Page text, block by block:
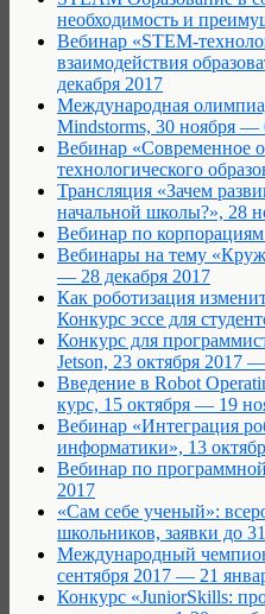
необходимость и
Вебинар «STEM-
взаимодействия
декабря 2017
Международная
Mindstorms, 30 ноября —
Вебинар «Современное
технологического
Трансляция «Зачем
начальной школы?», 28
Вебинар по
Вебинары на тему
— 28 декабря 2017
Как роботизация
Конкурс эссе для
Конкурс для
Jetson, 23 октября 2017
Введение в Robot
курс, 15 октября — 19
Вебинар «Интеграция
информатики», 13
Вебинар по
2017
«Сам себе ученый»:
школьников, заявки до
Международный
сентября 2017 — 21
Конкурс «JuniorSkills: